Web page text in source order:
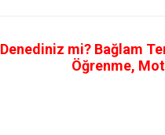
Denediniz mi? Bağlam
Öğrenme,